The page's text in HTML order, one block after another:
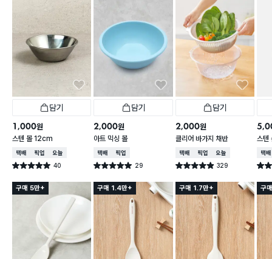
담기
1,000원
스텐 볼 12cm
택배배송매장픽업오늘배송
별점 5.0점 40
건 작성
담기
2,000원
아트 믹싱 볼
택배배송매장픽업
별점 5.0점 29
건 작성
담기
2,000원
클리어 바가지 채반
택배배송매장픽업오늘배송
별점 4.9점 329
건 작성
스텐
택배
별점
구매 5만+ 구매 1.4만+ 구매 1.7만+ 구